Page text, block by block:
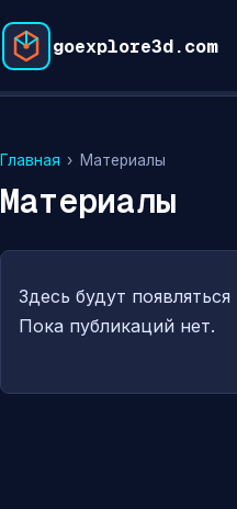
goexplore3d.com
Главная › Материалы
Материалы
Здесь будут
Пока публикаций нет.